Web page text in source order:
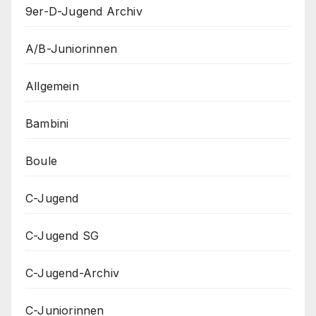
9er-D-Jugend Archiv
A/B-Juniorinnen
Allgemein
Bambini
Boule
C-Jugend
C-Jugend SG
C-Jugend-Archiv
C-Juniorinnen